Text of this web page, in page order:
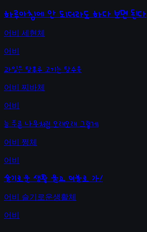
하루아침에 안 되더라도 하다 보면 된다
어비 세현체
어비
과일은 탕후루 고기는 탕수육
어비 찌바체
어비
늘 푸른 나무처럼 오래오래 그렇게
어비 쩡체
어비
슬기로운 생활 묻고 더블로 가!
어비 슬기로운생활체
어비